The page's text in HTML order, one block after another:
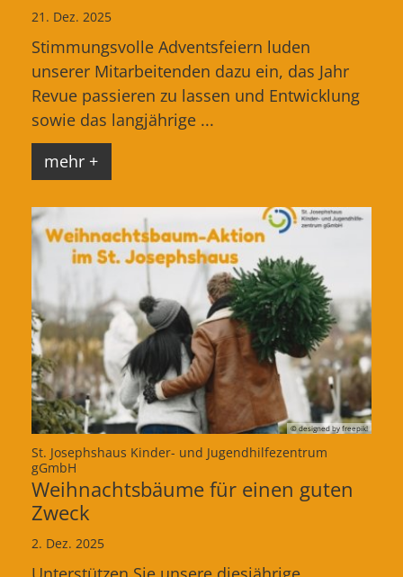
21. Dez. 2025
Stimmungsvolle Adventsfeiern luden
unserer Mitarbeitenden dazu ein, das Jahr
Revue passieren zu lassen und Entwicklung
sowie das langjährige ...
mehr +
© designed by freepik!
St. Josephshaus Kinder- und Jugendhilfezentrum
gGmbH
Weihnachtsbäume für einen guten
Zweck
2. Dez. 2025